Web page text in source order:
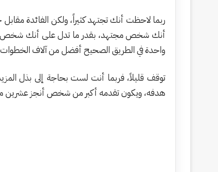
ربما لاحظت أنك تجتهد كثيراً، ولكن الفائدة
أنك شخص مجتهد، بقدر ما تدل على أنك شخص لا
واحدة في الطريق الصحيح أفضل من آلاف الخطوات
توقف قليلاً، فربما أنت لست بحاجة إلى بذل
هدفه، ويكون تقدمه أكبر من شخص أنجز عشرين